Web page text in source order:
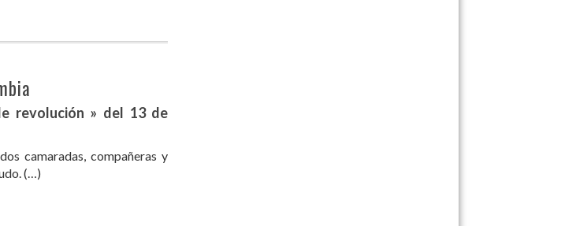
revolución » del 13 de
camaradas, compañeras y
(…)